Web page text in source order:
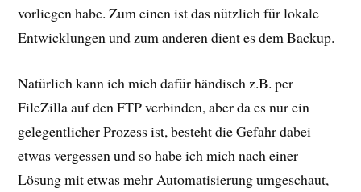
vorliegen habe. Zum einen ist das nützlich für lokale
Entwicklungen und zum anderen dient es dem Backup.
Natürlich kann ich mich dafür händisch z.B. per
FileZilla auf den FTP verbinden, aber da es nur ein
gelegentlicher Prozess ist, besteht die Gefahr dabei
etwas vergessen und so habe ich mich nach einer
Lösung mit etwas mehr Automatisierung umgeschaut,